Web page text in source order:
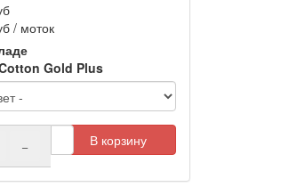
/ моток
Gold Plus
− В корзину